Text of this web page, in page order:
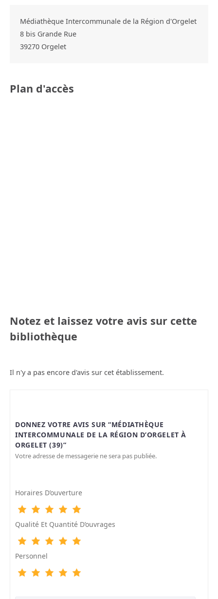
Médiathèque Intercommunale de la Région d'Orgelet
8 bis Grande Rue
39270 Orgelet
Plan d'accès
Notez et laissez votre avis sur cette
bibliothèque
Il n'y a pas encore d'avis sur cet établissement.
DONNEZ VOTRE AVIS SUR “MÉDIATHÈQUE
INTERCOMMUNALE DE LA RÉGION D’ORGELET À
ORGELET (39)”
Votre adresse de messagerie ne sera pas publiée.
Horaires D’ouverture
Qualité Et Quantité D’ouvrages
Personnel